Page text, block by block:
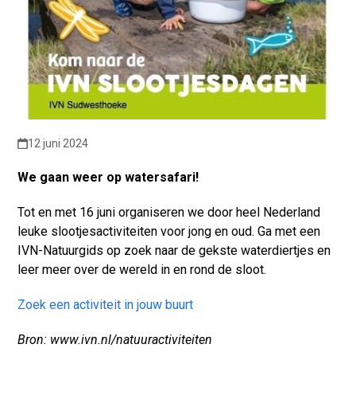
12 juni 2024
We gaan weer op watersafari!
Tot en met 16 juni organiseren we door heel Nederland
leuke slootjesactiviteiten voor jong en oud. Ga met een
IVN-Natuurgids op zoek naar de gekste waterdiertjes en
leer meer over de wereld in en rond de sloot.
Zoek een activiteit in jouw buurt
Bron: www.ivn.nl/natuuractiviteiten